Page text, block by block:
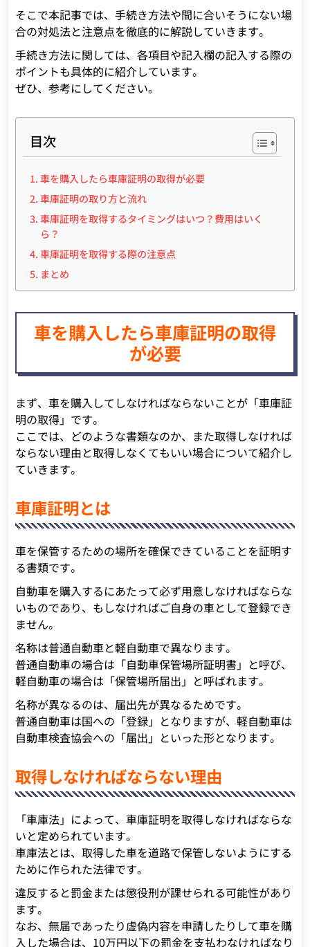
そこで本記事では、手続き方法や間に合いそうにない場
合の対処法と注意点を徹底的に解説していきます。
手続き方法に関しては、各項目や記入欄の記入する際の
ポイントも具体的に紹介しています。
ぜひ、参考にしてください。
目次
車を購入したら車庫証明の取得が必要
車庫証明の取り方と流れ
車庫証明を取得するタイミングはいつ？費用はいく
ら？
車庫証明を取得する際の注意点
まとめ
車を購入したら車庫証明の取得
が必要
まず、車を購入してしなければならないことが「車庫証
明の取得」です。
ここでは、どのような書類なのか、また取得しなければ
ならない理由と取得しなくてもいい場合について紹介し
ていきます。
車庫証明とは
車を保管するための場所を確保できていることを証明す
る書類です。
自動車を購入するにあたって必ず用意しなければならな
いものであり、もしなければご自身の車として登録でき
ません。
名称は普通自動車と軽自動車で異なります。
普通自動車の場合は「自動車保管場所証明書」と呼び、
軽自動車の場合は「保管場所届出」と呼ばれます。
名称が異なるのは、届出先が異なるためです。
普通自動車は国への「登録」となりますが、軽自動車は
自動車検査協会への「届出」といった形となります。
取得しなければならない理由
「車庫法」によって、車庫証明を取得しなければならな
いと定められています。
車庫法とは、取得した車を道路で保管しないようにする
ために作られた法律です。
違反すると罰金または懲役刑が課せられる可能性があり
ます。
なお、無届であったり虚偽内容を申請したりして車を購
入した場合は、10万円以下の罰金を支払わなければなり